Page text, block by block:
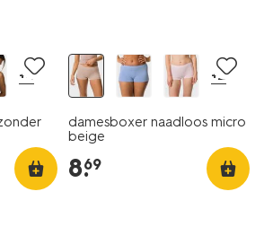
+4 +2
damesboxer naadloos micro
beige
8.
69